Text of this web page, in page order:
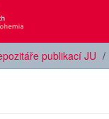
publikací JU